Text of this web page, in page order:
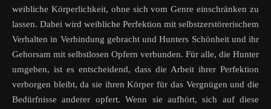
weibliche Körperlichkeit, ohne sich vom Genre einschränken zu
lassen. Dabei wird weibliche Perfektion mit selbstzerstörerischem
Verhalten in Verbindung gebracht und Hunters Schönheit und ihr
Gehorsam mit selbstlosen Opfern verbunden. Für alle, die Hunter
umgeben, ist es entscheidend, dass die Arbeit ihrer Perfektion
verborgen bleibt, da sie ihren Körper für das Vergnügen und die
Bedürfnisse anderer opfert. Wenn sie aufhört, sich auf diese